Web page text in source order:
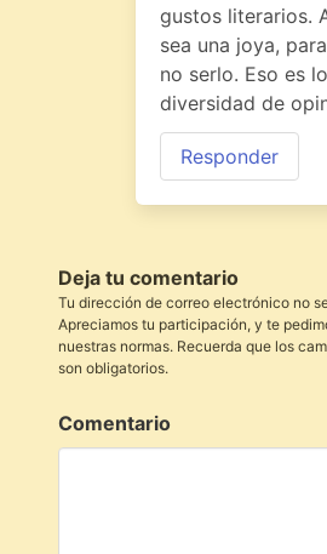
gustos literarios.
sea una joya,
no serlo. Eso es
diversidad de
Responder
Deja tu comentario
Tu dirección de correo electrónico no
Apreciamos tu participación, y te
nuestras normas. Recuerda que los
son obligatorios.
Comentario